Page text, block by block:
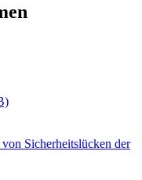
Sicherheitslücken der